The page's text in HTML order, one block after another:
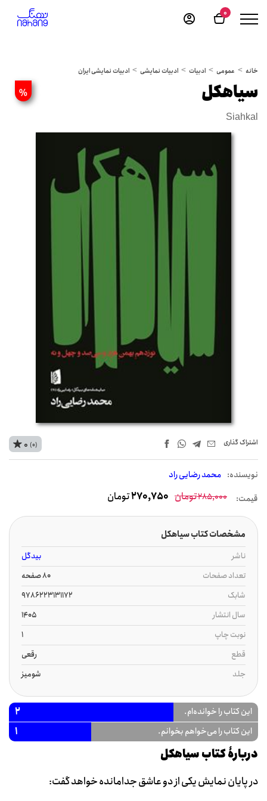
0
خانه عمومی ادبیات ادبیات نمایشی ادبیات نمایشی ایران
% سیاهکل
Siahkal
اشتراک‌ گذاری
نويسنده: محمد رضایی راد
0 (0)
قیمت: 285,000تومان 270,750تومان
مشخصات کتاب سیاهکل
ناشر
بیدگل
تعداد صفحات
80 صفحه
شابک
9786223131172
سال انتشار
1405
نوبت چاپ
1
قطع
رقعی
جلد
شومیز
این کتاب را خوانده‌ام. 2
این کتاب را می‌خواهم بخوانم. 1
دربارۀ کتاب سیاهکل
در پایان نمایش یکی از دو عاشق جدامانده خواهد گفت: